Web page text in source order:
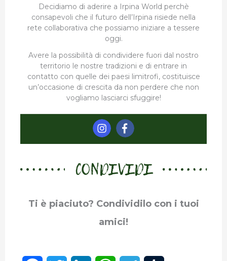
Decidiamo di aderire a Irpina World perchè
consapevoli che il futuro dell’Irpina risiede nella
rete collaborativa che possiamo iniziare a tessere
oggi.
Avere la possibilità di condividere fuori dal nostro
territorio le nostre tradizioni e di entrare in
contatto con quelle dei paesi limitrofi, costituisce
un’occasione di crescita da non perdere che non
vogliamo lasciarci sfuggire!
CONDIVIDI
Ti è piaciuto? Condividilo con i tuoi
amici!